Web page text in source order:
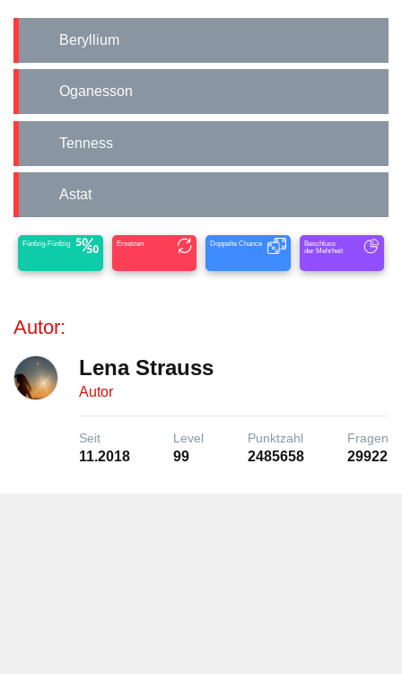
Beryllium
Oganesson
Tenness
Astat
Fünfzig-Fünfzig Ersetzen Doppelte Chance
Beschluss
der Mehrheit
Autor:
Lena Strauss
Autor
Seit
11.2018
Level
99
Punktzahl
2485658
Fragen
29922